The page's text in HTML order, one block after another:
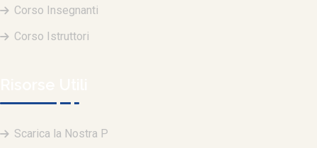
Corso Insegnanti
Corso Istruttori
Scarica la Nostra P